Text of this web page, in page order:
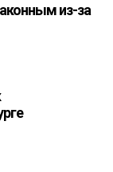
из-за